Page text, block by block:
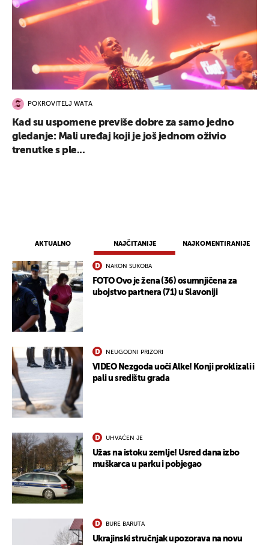
AKTUALNO NAJČITANIJE NAJKOMENTIRANIJE
NAKON SUKOBA
FOTO Ovo je žena (36) osumnjičena za
ubojstvo partnera (71) u Slavoniji
NEUGODNI PRIZORI
VIDEO Nezgoda uoči Alke! Konji proklizali i
pali u središtu grada
UHVAĆEN JE
Užas na istoku zemlje! Usred dana izbo
muškarca u parku i pobjegao
BURE BARUTA
Ukrajinski stručnjak upozorava na novu
POKROVITELJ WATA
Kad su uspomene previše dobre za samo jedno
gledanje: Mali uređaj koji je još jednom oživio
trenutke s ple...
UKLJUČITE NOTIFIKACIJE